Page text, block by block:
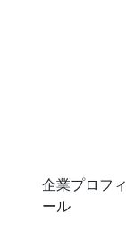
企業プロフィ
ール